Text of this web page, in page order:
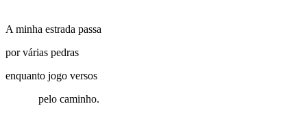
A minha estrada passa
por várias pedras
enquanto jogo versos
pelo caminho.